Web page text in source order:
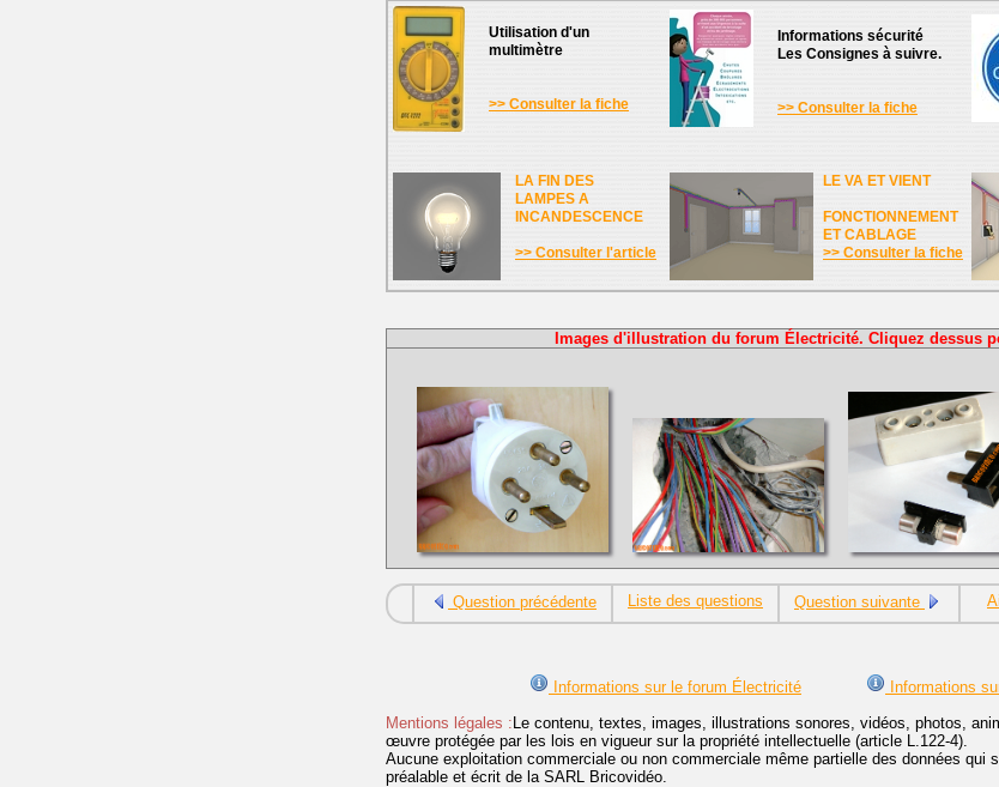
Utilisation d'un
multimètre
>> Consulter la fiche
Informations sécurité
Les Consignes à suivre.
>> Consulter la fiche
LA FIN DES
LAMPES A
INCANDESCENCE
>> Consulter l'article
LE VA ET VIENT
FONCTIONNEMENT
ET CABLAGE
>> Consulter la fiche
Images d'illustration du forum Électricité. Cliquez dessus
Question précédente Liste des questions Question suivante
Informations sur le forum Électricité Informations
Mentions légales : Le contenu, textes, images, illustrations sonores, vidéos, photos,
œuvre protégée par les lois en vigueur sur la propriété intellectuelle (article L.122-4).
Aucune exploitation commerciale ou non commerciale même partielle des données
préalable et écrit de la SARL Bricovidéo.